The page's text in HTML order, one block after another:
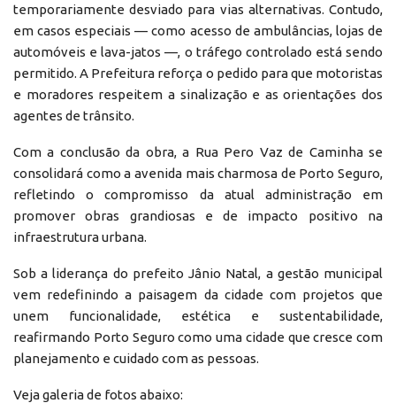
temporariamente desviado para vias alternativas. Contudo,
em casos especiais — como acesso de ambulâncias, lojas de
automóveis e lava-jatos —, o tráfego controlado está sendo
permitido. A Prefeitura reforça o pedido para que motoristas
e moradores respeitem a sinalização e as orientações dos
agentes de trânsito.
Com a conclusão da obra, a Rua Pero Vaz de Caminha se
consolidará como a avenida mais charmosa de Porto Seguro,
refletindo o compromisso da atual administração em
promover obras grandiosas e de impacto positivo na
infraestrutura urbana.
Sob a liderança do prefeito Jânio Natal, a gestão municipal
vem redefinindo a paisagem da cidade com projetos que
unem funcionalidade, estética e sustentabilidade,
reafirmando Porto Seguro como uma cidade que cresce com
planejamento e cuidado com as pessoas.
Veja galeria de fotos abaixo: